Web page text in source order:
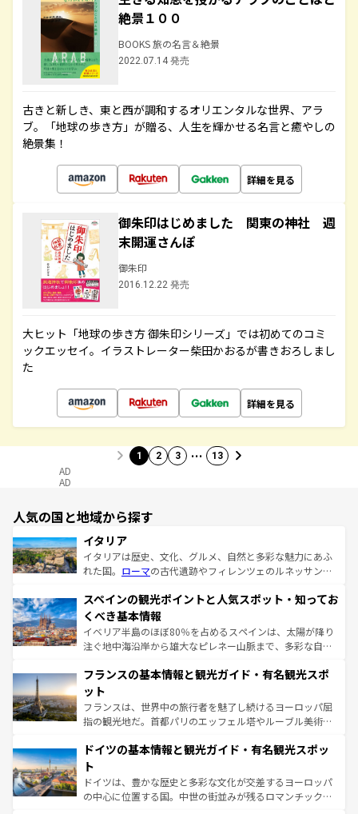
絶景１００
BOOKS 旅の名言＆絶景
2022.07.14 発売
古きと新しき、東と西が調和するオリエンタルな世界、アラ
ブ。「地球の歩き方」が贈る、人生を輝かせる名言と癒やしの
絶景集！
詳細を見る
御朱印はじめました 関東の神社 週
末開運さんぽ
御朱印
2016.12.22 発売
大ヒット「地球の歩き方 御朱印シリーズ」では初めてのコミ
ックエッセイ。イラストレーター柴田かおるが書きおろしまし
た
詳細を見る
1 2 3 … 13
AD
AD
人気の国と地域から探す
イタリア
イタリアは歴史、文化、グルメ、自然と多彩な魅力にあふ
れた国。 ローマの古代遺跡やフィレンツェのルネッサンス
ろん、トスカーナの美しい田園風景やアマルフィ海岸の絶
景など、自然景観も見逃せない。観光の合間には、本場の
ピザやパスタなど、絶品のイタリア料理を堪能することも
できる。朝目覚めてから夜眠るまで、すべての瞬間を楽し
なお、新着のイタリア情報はコンテンツ一覧を参照してほ
しい。
スペインの観光ポイントと人気スポット・知ってお
くべき基本情報
イベリア半島のほぼ80％を占めるスペインは、太陽が降り
注ぐ地中海沿岸から雄大なピレネー山脈まで、多彩な自然
文化が根付くこの国では、情熱的なフラメンコ、熱気あふ
れる闘牛、そして美味しいタパスが生活の一部となってい
る。首都マドリードの洗練された雰囲気や、バルセロナの
アートに溢れた街角から、地方では古代ローマ遺跡や中世
せる。地方によって風土や気候が異なるスペインはその個
ンテンツ一覧 を参照してほしい。
フランスの基本情報と観光ガイド・有名観光スポ
ット
フランスは、世界中の旅行者を魅了し続けるヨーロッパ屈
指の観光地だ。首都パリのエッフェル塔やルーブル美術館
で、幅広い魅力が詰まっている。華麗な宮殿、歴史的な大
聖堂、美しいビーチ、そして豊かな自然が、訪れる者を心
から魅了する。また、フランスは美食の国としても知ら
れ、フランス料理はユネスコ無形文化遺産にも登録されて
ドイツの基本情報と観光ガイド・有名観光スポッ
ト
ドイツは、豊かな歴史と多彩な文化が交差するヨーロッパ
の中心に位置する国。中世の街並みが残るロマンチック街